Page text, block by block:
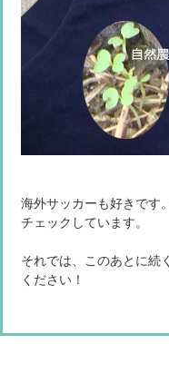
海外サッカーも好きです
チェックしています。
それでは、このあとに続
ください！